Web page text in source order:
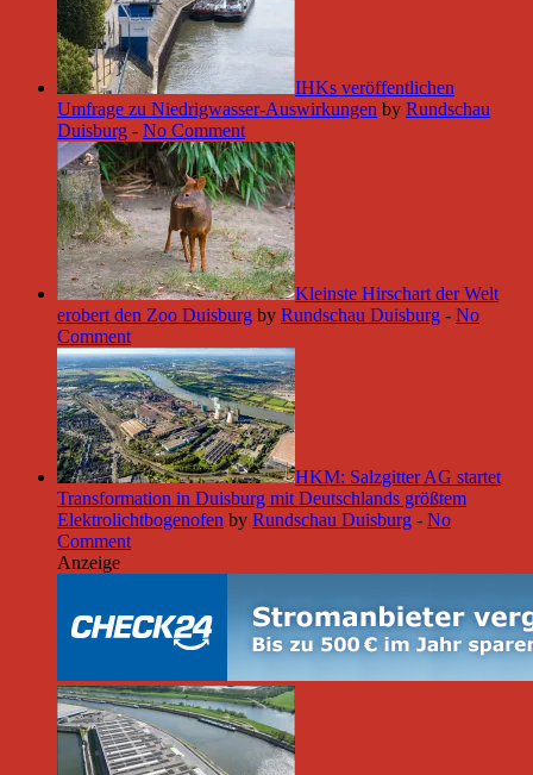
IHKs veröffentlichen
Umfrage zu Niedrigwasser-Auswirkungen by Rundschau
Duisburg - No Comment
Kleinste Hirschart der Welt
erobert den Zoo Duisburg by Rundschau Duisburg - No
Comment
HKM: Salzgitter AG startet
Transformation in Duisburg mit Deutschlands größtem
Elektrolichtbogenofen by Rundschau Duisburg - No
Comment
Anzeige